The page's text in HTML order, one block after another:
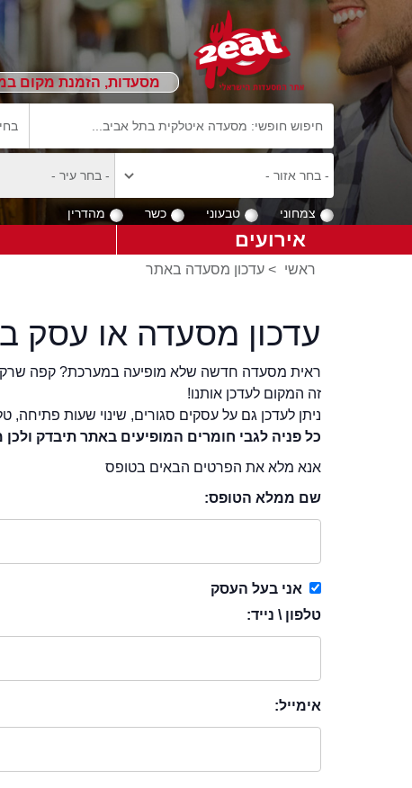
מסעדות, הזמנת מקום
צמחוני טבעוני כשר מהדרין
אירועים
ראשי > עדכון מסעדה באתר
עדכון מסעדה או עסק
ראית מסעדה חדשה שלא מופיעה במערכת? קפה
זה המקום לעדכן אותנו!
ניתן לעדכן גם על עסקים סגורים, שינוי שעות פתיחה,
כל פניה לגבי חומרים המופיעים באתר תיבדק
אנא מלא את הפרטים הבאים בטופס
שם ממלא הטופס:
אני בעל העסק
טלפון \ נייד:
אימייל: